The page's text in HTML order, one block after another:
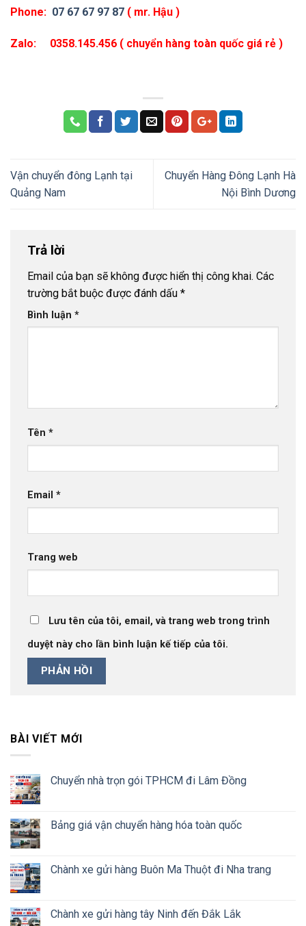
Phone: 07 67 67 97 87 ( mr. Hậu )
Zalo: 0358.145.456 ( chuyển hàng toàn quốc giá rẻ )
Vận chuyển đông Lạnh tại
Quảng Nam
Chuyển Hàng Đông Lạnh Hà
Nội Bình Dương
Trả lời
Email của bạn sẽ không được hiển thị công khai. Các
trường bắt buộc được đánh dấu *
Bình luận *
Tên *
Email *
Trang web
Lưu tên của tôi, email, và trang web trong trình
duyệt này cho lần bình luận kế tiếp của tôi.
BÀI VIẾT MỚI
Chuyển nhà trọn gói TPHCM đi Lâm Đồng
Bảng giá vận chuyển hàng hóa toàn quốc
Chành xe gửi hàng Buôn Ma Thuột đi Nha trang
Chành xe gửi hàng tây Ninh đến Đắk Lắk